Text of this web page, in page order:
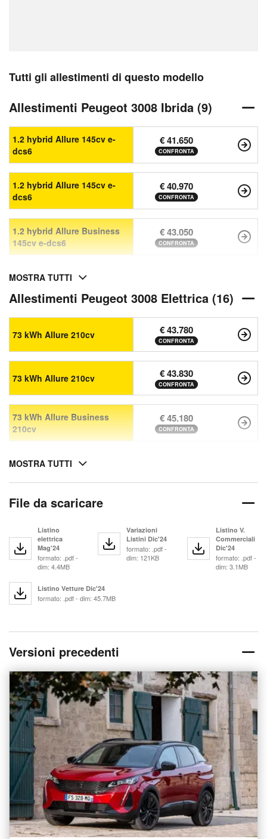
Tutti gli allestimenti di questo modello
Allestimenti Peugeot 3008 Ibrida (9)
1.2 hybrid Allure 145cv e-
dcs6
€ 41.650
CONFRONTA
1.2 hybrid Allure 145cv e-
dcs6
€ 40.970
CONFRONTA
1.2 hybrid Allure Business
145cv e-dcs6
€ 43.050
CONFRONTA
MOSTRA TUTTI
Allestimenti Peugeot 3008 Elettrica (16)
73 kWh Allure 210cv € 43.780
CONFRONTA
73 kWh Allure 210cv € 43.830
CONFRONTA
73 kWh Allure Business
210cv
€ 45.180
CONFRONTA
MOSTRA TUTTI
File da scaricare
Listino
elettrica
Mag'24
formato: .pdf -
dim: 4.4MB
Variazioni
Listini Dic'24
formato: .pdf -
dim: 121KB
Listino V.
Commerciali
Dic'24
formato: .pdf -
dim: 3.1MB
Listino Vetture Dic'24
formato: .pdf - dim: 45.7MB
Versioni precedenti